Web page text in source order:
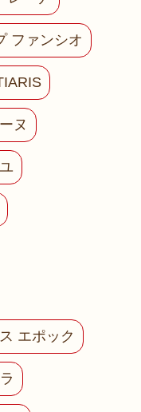
ファンシオ
ヌ
エポック